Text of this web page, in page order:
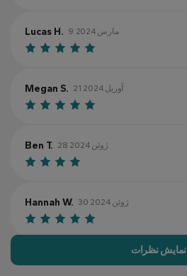
Lucas H. 9 مارس 2024
Megan S. 21 آوریل 2024
Ben T. 28 ژوئن 2024
Hannah W. 30 ژوئن 2024
نمایش نظرات